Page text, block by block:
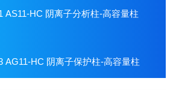
AS11-HC 阴离子分析柱-高容量柱
AG11-HC 阴离子保护柱-高容量柱